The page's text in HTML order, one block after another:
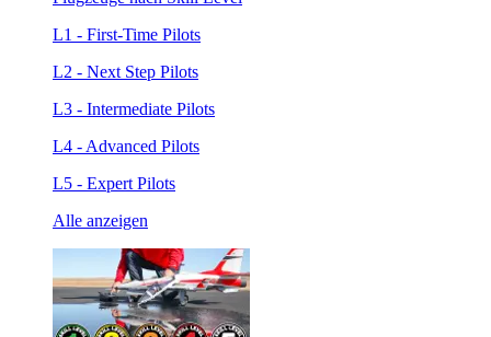
L1 - First-Time Pilots
L2 - Next Step Pilots
L3 - Intermediate Pilots
L4 - Advanced Pilots
L5 - Expert Pilots
Alle anzeigen